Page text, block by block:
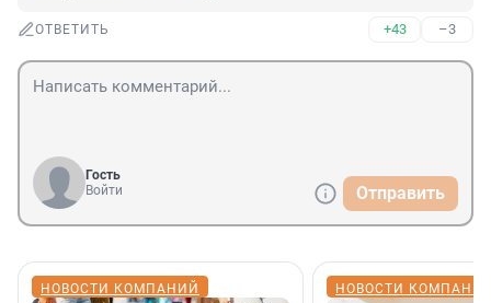
ОТВЕТИТЬ +43 –3
Гость
Войти
Отправить
НОВОСТИ КОМПАНИЙ НОВОСТИ